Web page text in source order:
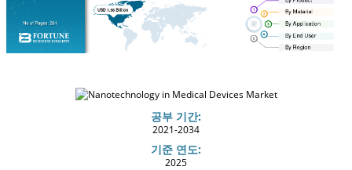
공부 기간:
2021-2034
기준 연도:
2025